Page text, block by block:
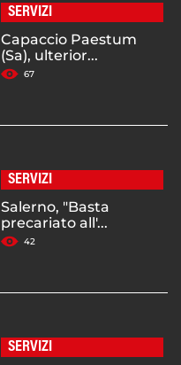
SERVIZI
Capaccio Paestum
(Sa), ulterior...
67
SERVIZI
Salerno, "Basta
precariato all'...
42
SERVIZI